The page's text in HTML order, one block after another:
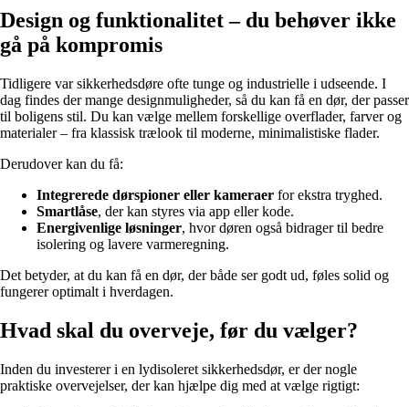
Design og funktionalitet – du behøver ikke
gå på kompromis
Tidligere var sikkerhedsdøre ofte tunge og industrielle i udseende. I
dag findes der mange designmuligheder, så du kan få en dør, der passer
til boligens stil. Du kan vælge mellem forskellige overflader, farver og
materialer – fra klassisk trælook til moderne, minimalistiske flader.
Derudover kan du få:
Integrerede dørspioner eller kameraer for ekstra tryghed.
Smartlåse, der kan styres via app eller kode.
Energivenlige løsninger, hvor døren også bidrager til bedre
isolering og lavere varmeregning.
Det betyder, at du kan få en dør, der både ser godt ud, føles solid og
fungerer optimalt i hverdagen.
Hvad skal du overveje, før du vælger?
Inden du investerer i en lydisoleret sikkerhedsdør, er der nogle
praktiske overvejelser, der kan hjælpe dig med at vælge rigtigt: